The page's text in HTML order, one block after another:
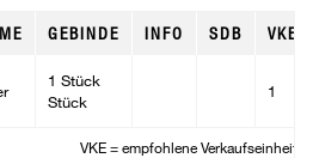
GEBINDE INFO SDB VKE
1 Stück
Stück
1
VKE = empfohlene Verkaufseinheit